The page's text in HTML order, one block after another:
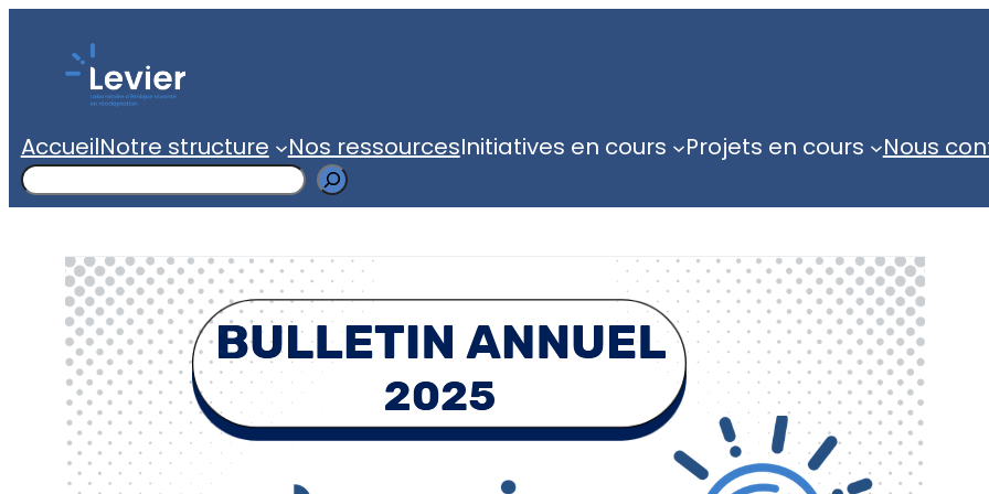
AccueilNotre structure Nos ressourcesInitiatives en cours Projets en cours Nous
Search